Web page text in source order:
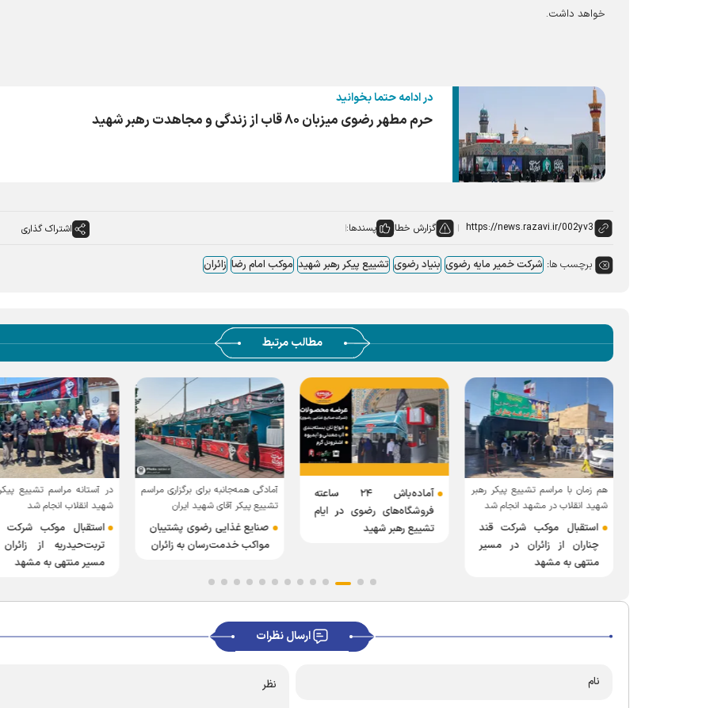
خواهد داشت.
در ادامه حتما بخوانید
حرم مطهر رضوی میزبان ۸۰ قاب از زندگی و مجاهدت رهبر شهید
گزارش خطا پسندها: اشتراک گذاری
برچسب ها: شرکت خمیر مایه رضوی بنیاد رضوی تشییع پیکر رهبر شهید موکب امام رضا زائران
مطالب مرتبط
هم زمان با مراسم تشییع پیکر رهبر
شهید انقلاب در مشهد انجام شد
استقبال موکب شرکت قند
چناران از زائران در مسیر
منتهی به مشهد
آماده‌باش ۲۴ ساعته
فروشگاه‌های رضوی در ایام
تشییع رهبر شهید
آمادگی همه‌جانبه برای برگزاری مراسم
تشییع پیکر آقای شهید ایران
صنایع غذایی رضوی پشتیبان
مواکب خدمت‌رسان به زائران
در آستانه مراسم تشییع
شهید انقلاب انجام شد
استقبال موکب شرکت
تربت‌حیدریه از
مسیر منتهی به مشهد
ارسال نظرات